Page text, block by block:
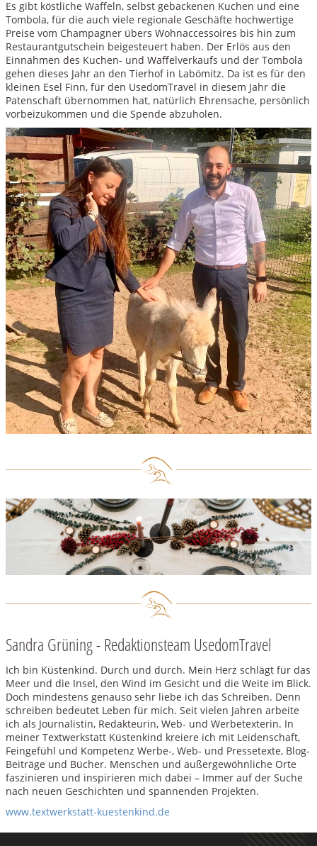
Es gibt köstliche Waffeln, selbst gebackenen Kuchen und eine
Tombola, für die auch viele regionale Geschäfte hochwertige
Preise vom Champagner übers Wohnaccessoires bis hin zum
Restaurantgutschein beigesteuert haben. Der Erlös aus den
Einnahmen des Kuchen- und Waffelverkaufs und der Tombola
gehen dieses Jahr an den Tierhof in Labömitz. Da ist es für den
kleinen Esel Finn, für den UsedomTravel in diesem Jahr die
Patenschaft übernommen hat, natürlich Ehrensache, persönlich
vorbeizukommen und die Spende abzuholen.
Sandra Grüning - Redaktionsteam UsedomTravel
Ich bin Küstenkind. Durch und durch. Mein Herz schlägt für das
Meer und die Insel, den Wind im Gesicht und die Weite im Blick.
Doch mindestens genauso sehr liebe ich das Schreiben. Denn
schreiben bedeutet Leben für mich. Seit vielen Jahren arbeite
ich als Journalistin, Redakteurin, Web- und Werbetexterin. In
meiner Textwerkstatt Küstenkind kreiere ich mit Leidenschaft,
Feingefühl und Kompetenz Werbe-, Web- und Pressetexte, Blog-
Beiträge und Bücher. Menschen und außergewöhnliche Orte
faszinieren und inspirieren mich dabei – Immer auf der Suche
nach neuen Geschichten und spannenden Projekten.
www.textwerkstatt-kuestenkind.de